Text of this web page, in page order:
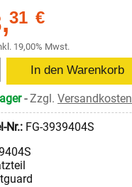
31 €
19,00% Mwst.
-Zzgl. Versandkosten
Nr.: FG-3939404S